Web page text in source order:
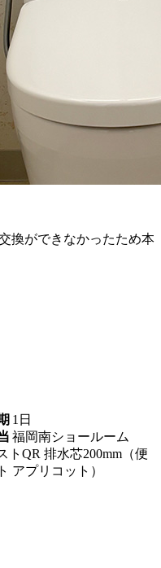
換ができなかったため本
1日
福岡南ショールーム
トQR 排水芯200mm（便
アプリコット）